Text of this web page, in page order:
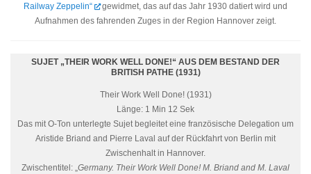
Railway Zeppelin“
gewidmet, das auf das Jahr 1930 datiert wird und
Aufnahmen des fahrenden Zuges in der Region Hannover zeigt.
SUJET „THEIR WORK WELL DONE!“ AUS DEM BESTAND DER
BRITISH PATHE (1931)
Their Work Well Done! (1931)
Länge: 1 Min 12 Sek
Das mit O-Ton unterlegte Sujet begleitet eine französische Delegation um
Aristide Briand and Pierre Laval auf der Rückfahrt von Berlin mit
Zwischenhalt in Hannover.
Zwischentitel: „ Germany. Their Work Well Done! M. Briand and M. Laval